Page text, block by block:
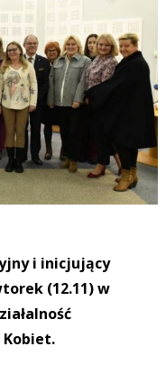
i inicjujący
(12.11) w
Kobiet.